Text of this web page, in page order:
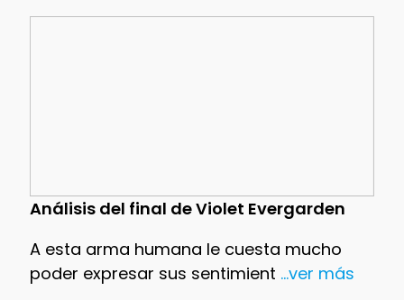
Análisis del final de Violet Evergarden
A esta arma humana le cuesta mucho
poder expresar sus sentimient ...ver más